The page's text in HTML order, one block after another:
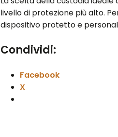
livello di protezione più alto.
dispositivo protetto e
Condividi:
Facebook
X